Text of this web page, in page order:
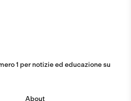
1 per notizie ed educazione su
About